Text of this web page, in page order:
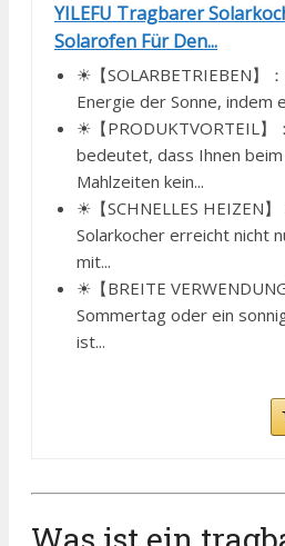
YILEFU Tragbarer
Solarofen Für Den...
☀【SOLARBETRIEBEN】
Energie der Sonne, indem
☀【PRODUKTVORTEIL】
bedeutet, dass Ihnen
Mahlzeiten kein...
☀【SCHNELLES HEIZEN
Solarkocher erreicht nicht
mit...
☀【BREITE
Sommertag oder ein
ist...